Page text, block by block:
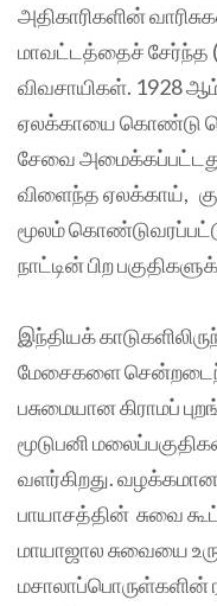
அதிகாரிகளின்
மாவட்டத்தைச்
விவசாயிகள். 1928
ஏலக்காயை கொண்டு
சேவை
விளைந்த ஏலக்காய்,
மூலம்
நாட்டின் பிற
இந்தியக்
மேசைகளை
பசுமையான கிராமப்
மூடுபனி
வளர்கிறது. வழக்கமான
பாயாசத்தின் சுவை
மாயாஜால சுவையை
மசாலாப்பொருள்களின்